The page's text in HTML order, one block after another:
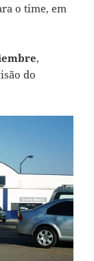
o time, em
,
do